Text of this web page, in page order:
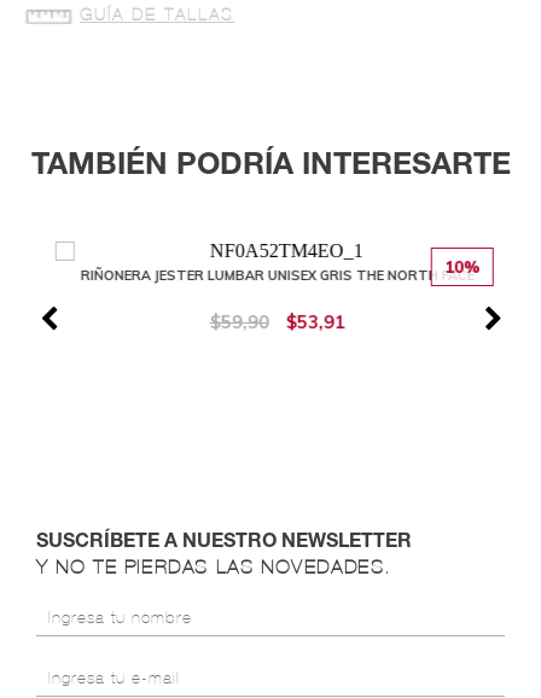
GUÍA DE TALLAS
TAMBIÉN PODRÍA INTERESARTE
10%
RIÑONERA JESTER LUMBAR UNISEX GRIS THE NORTH FACE
$59,90 $53,91
SUSCRÍBETE A NUESTRO NEWSLETTER
Y NO TE PIERDAS LAS NOVEDADES.